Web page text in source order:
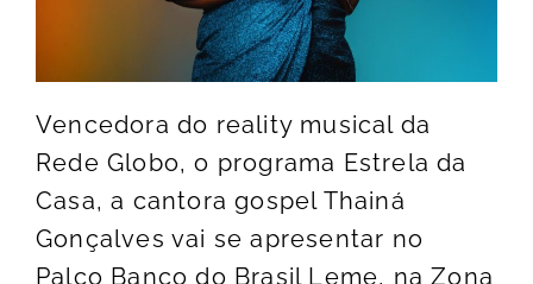
Vencedora do reality musical da
Rede Globo, o programa Estrela da
Casa, a cantora gospel Thainá
Gonçalves vai se apresentar no
Palco Banco do Brasil Leme, na Zona